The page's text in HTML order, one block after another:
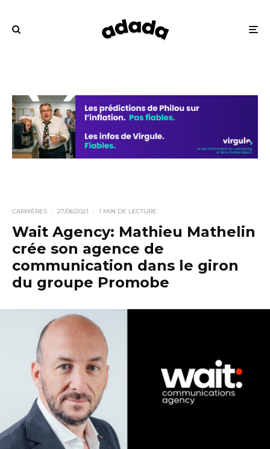
CARRIÈRES · 27/06/2021 · 1 MIN DE LECTURE
Wait Agency: Mathieu Mathelin
crée son agence de
communication dans le giron
du groupe Promobe